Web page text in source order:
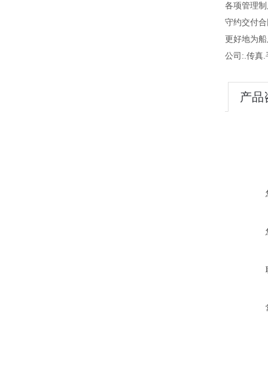
各项管理
守约交付
更好地为
公司:.传真.
产品